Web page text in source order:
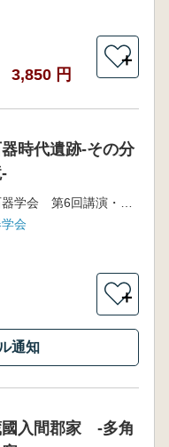
3,850 円
＋
時代遺跡-その分
会
＋
通知
入間郡家 -多角